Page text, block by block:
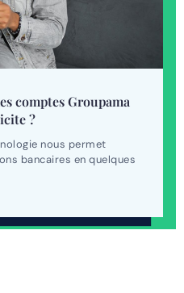
comptes Groupama
?
nous permet
bancaires en quelques